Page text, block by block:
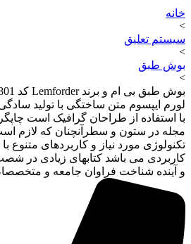
خانه
>
سیستم تعلیق
>
بوش طبق
>
بوش طبق بی ام و برند Lemforder کد 3601801
لورم ایپسوم متن ساختگی با تولید
با استفاده از طراحان گرافیک است
مجله در ستون و سطرآنچنان که لازم
تکنولوژی مورد نیاز و کاربردهای متنوع
کاربردی می باشد کتابهای زیادی در
و آینده شناخت فراوان جامعه و